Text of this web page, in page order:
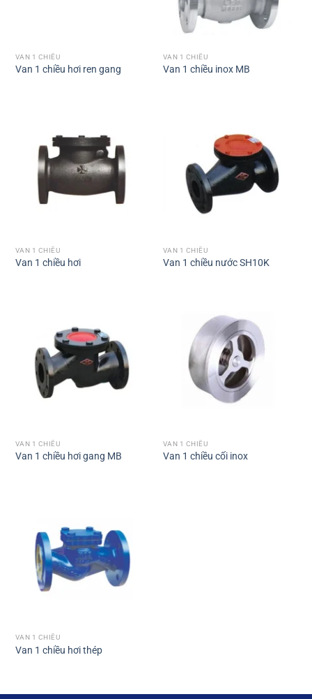
VAN 1 CHIỀU
Van 1 chiều hơi ren gang
VAN 1 CHIỀU
Van 1 chiều inox MB
VAN 1 CHIỀU
Van 1 chiều hơi
VAN 1 CHIỀU
Van 1 chiều nước SH10K
VAN 1 CHIỀU
Van 1 chiều hơi gang MB
VAN 1 CHIỀU
Van 1 chiều cối inox
VAN 1 CHIỀU
Van 1 chiều hơi thép